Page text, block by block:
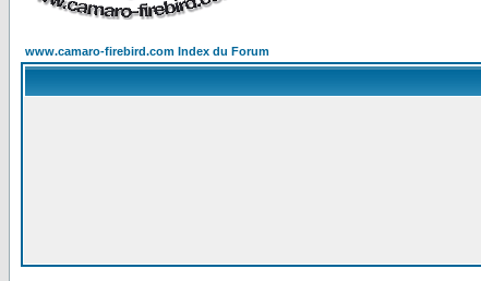
www.camaro-firebird.com Index du Forum